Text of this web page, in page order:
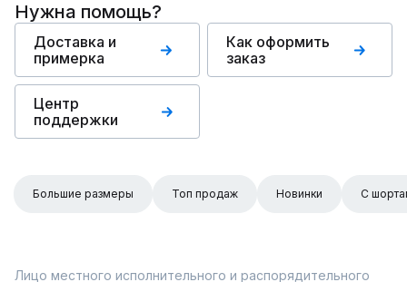
Нужна помощь?
Доставка и
примерка
Как оформить
заказ
Центр
поддержки
Большие размеры Топ продаж Новинки С
Лицо местного исполнительного и распорядительного